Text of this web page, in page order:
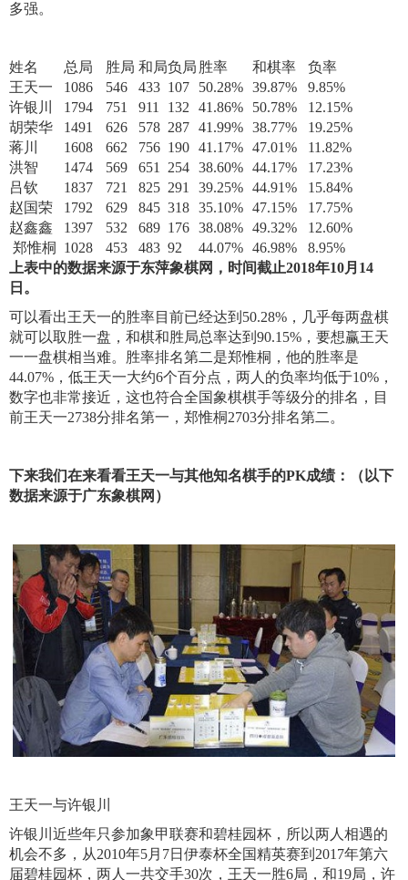
多强。
姓名 总局 胜局 和局负局 胜率 和棋率
负率
王天一
1086 546 433 107 50.28% 39.87%
9.85%
许银川
1794 751 911 132 41.86% 50.78%
12.15%
胡荣华
1491 626 578 287 41.99% 38.77%
19.25%
蒋川
1608 662 756 190 41.17% 47.01%
11.82%
洪智
1474 569 651 254 38.60% 44.17%
17.23%
吕钦
1837 721 825 291 39.25% 44.91%
15.84%
赵国荣
1792 629 845 318 35.10% 47.15%
17.75%
赵鑫鑫
1397 532 689 176 38.08% 49.32%
12.60%
郑惟桐
1028 453 483 92 44.07% 46.98%
8.95%
上表中的数据来源于东萍象棋网，时间截止2018年10月14
日。
可以看出王天一的胜率目前已经达到50.28%，几乎每两盘棋
就可以取胜一盘，和棋和胜局总率达到90.15%，要想赢王天
一一盘棋相当难。胜率排名第二是郑惟桐，他的胜率是
44.07%，低王天一大约6个百分点，两人的负率均低于10%，
数字也非常接近，这也符合全国象棋棋手等级分的排名，目
前王天一2738分排名第一，郑惟桐2703分排名第二。
下来我们在来看看王天一与其他知名棋手的PK成绩：（以下
数据来源于广东象棋网）
王天一与许银川
许银川近些年只参加象甲联赛和碧桂园杯，所以两人相遇的
机会不多，从2010年5月7日伊泰杯全国精英赛到2017年第六
届碧桂园杯，两人一共交手30次，王天一胜6局，和19局，许